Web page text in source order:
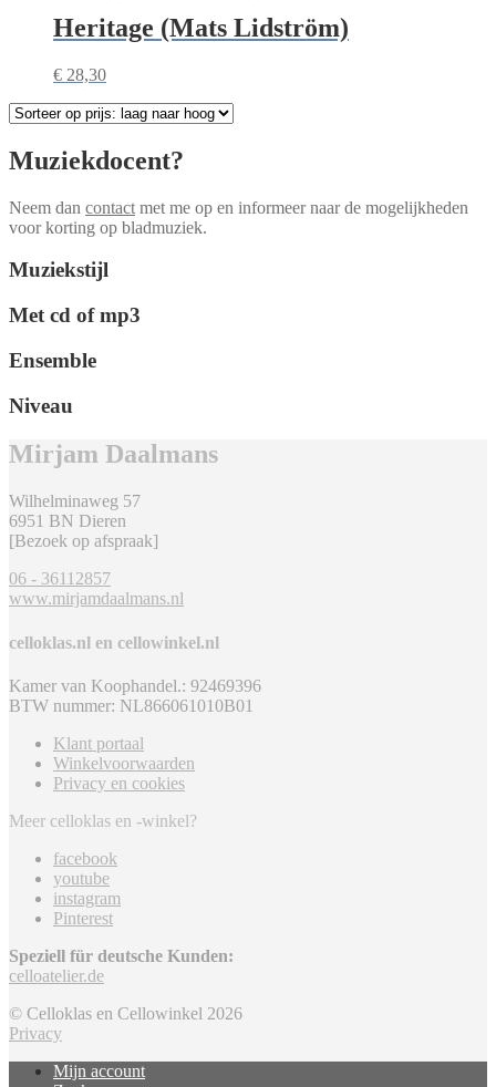
Heritage (Mats Lidström)
€ 28,30
Muziekdocent?
Neem dan contact met me op en informeer naar de mogelijkheden
voor korting op bladmuziek.
Muziekstijl
Met cd of mp3
Ensemble
Niveau
Mirjam Daalmans
Wilhelminaweg 57
6951 BN Dieren
[Bezoek op afspraak]
06 - 36112857
www.mirjamdaalmans.nl
celloklas.nl en cellowinkel.nl
Kamer van Koophandel.: 92469396
BTW nummer: NL866061010B01
Klant portaal
Winkelvoorwaarden
Privacy en cookies
Meer celloklas en -winkel?
facebook
youtube
instagram
Pinterest
Speziell für deutsche Kunden:
celloatelier.de
© Celloklas en Cellowinkel 2026
Privacy
Mijn account